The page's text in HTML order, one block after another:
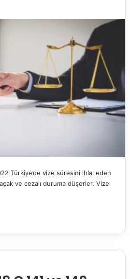
Türkiye’de vize süresini ihlal eden
ve cezalı duruma düşerler. Vize